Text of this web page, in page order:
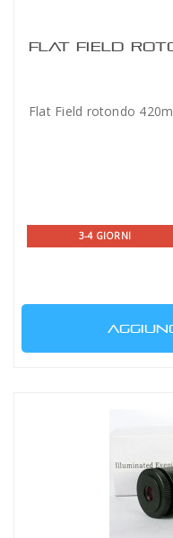
FLAT FIELD
Flat Field rotondo
3-4 GIORNI